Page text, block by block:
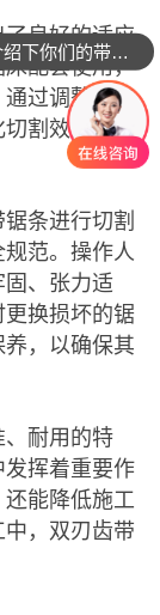
良好的适应
配套使用，
过调整锯床
割效果，提
条进行切割
范。操作人
固、张力适
换损坏的锯
，以确保其
、耐用的特
挥着重要作
能降低施工
，双刃齿带
可以介绍下你们的带锯条么？
你们带锯条价格怎么样？